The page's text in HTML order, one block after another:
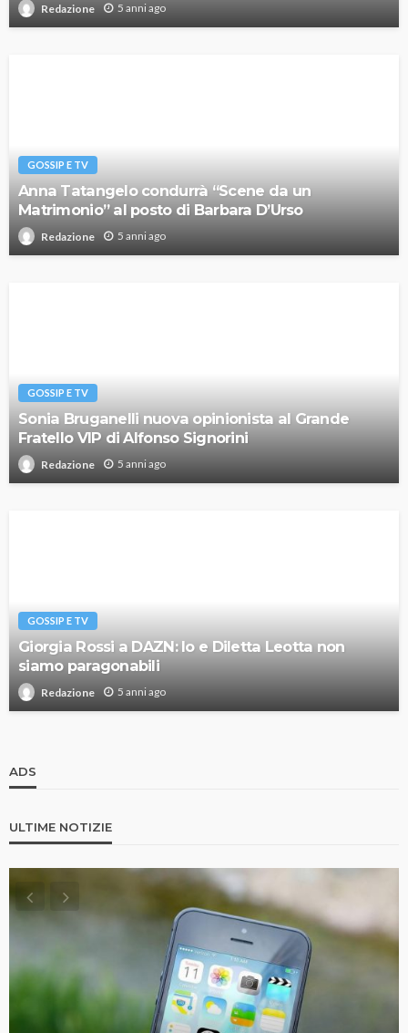
Redazione 5 anni ago
GOSSIP E TV
Anna Tatangelo condurrà “Scene da un
Matrimonio” al posto di Barbara D’Urso
Redazione 5 anni ago
GOSSIP E TV
Sonia Bruganelli nuova opinionista al Grande
Fratello VIP di Alfonso Signorini
Redazione 5 anni ago
GOSSIP E TV
Giorgia Rossi a DAZN: Io e Diletta Leotta non
siamo paragonabili
Redazione 5 anni ago
ADS
ULTIME NOTIZIE